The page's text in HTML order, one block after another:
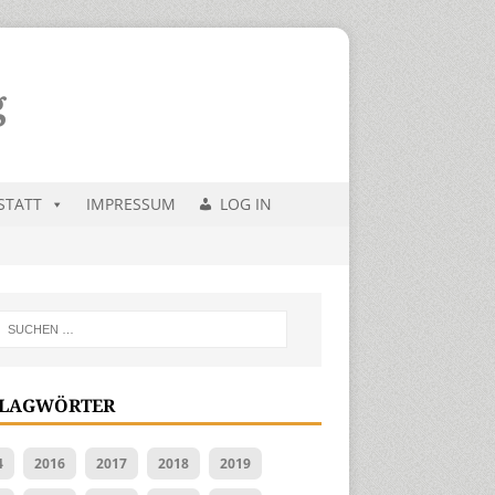
IMPRESSUM LOG IN
2016 2017 2018 2019